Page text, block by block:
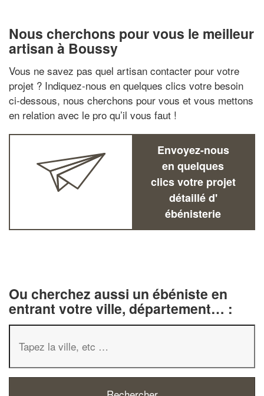
Nous cherchons pour vous le meilleur
artisan à Boussy
Vous ne savez pas quel artisan contacter pour votre
projet ? Indiquez-nous en quelques clics votre besoin
ci-dessous, nous cherchons pour vous et vous mettons
en relation avec le pro qu’il vous faut !
Envoyez-nous
en quelques
clics votre projet
détaillé d'
ébénisterie
Ou cherchez aussi un ébéniste en
entrant votre ville, département… :